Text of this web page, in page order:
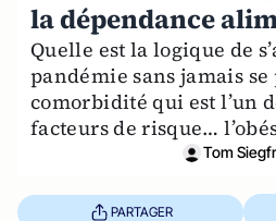
la dépendance
Quelle est la logique de
pandémie sans jamais
comorbidité qui est l’un
facteurs de risque…
Tom
PARTAGER